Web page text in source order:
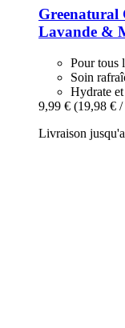
Greenatural
Lavande &
Pour tous
Soin
Hydrate
9,99 € (19,98 €
Livraison